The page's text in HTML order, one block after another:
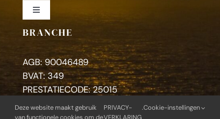
Toggle
Colofon
Privacybeleid
BRANCHE
AGB: 90046489
BVAT: 349
PRESTATIECODE: 25015
Zoeken
Deze website maakt gebruik
van functionele cookies om de
PRIVACY-
VERKLARING
.Cookie-instellingen